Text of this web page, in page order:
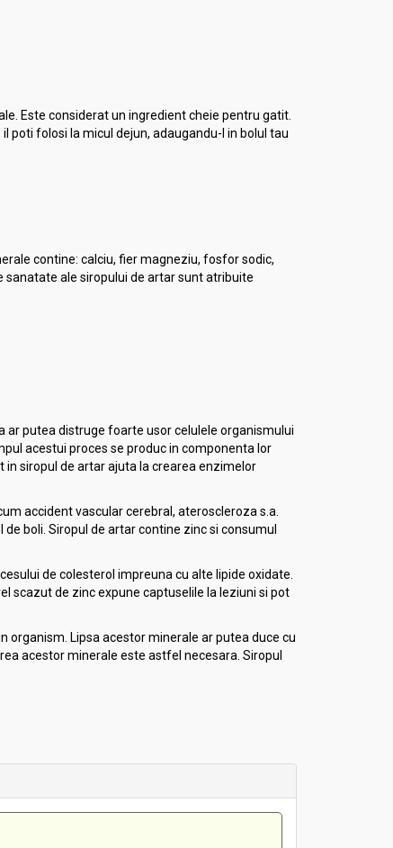
Este considerat un ingredient cheie pentru gatit.
poti folosi la micul dejun, adaugandu-l in bolul tau
contine: calciu, fier magneziu, fosfor sodic,
sanatate ale siropului de artar sunt atribuite
putea distruge foarte usor celulele organismului
acestui proces se produc in componenta lor
in siropul de artar ajuta la crearea enzimelor
accident vascular cerebral, ateroscleroza s.a.
boli. Siropul de artar contine zinc si consumul
de colesterol impreuna cu alte lipide oxidate.
scazut de zinc expune captuselile la leziuni si pot
Lipsa acestor minerale ar putea duce cu
acestor minerale este astfel necesara. Siropul